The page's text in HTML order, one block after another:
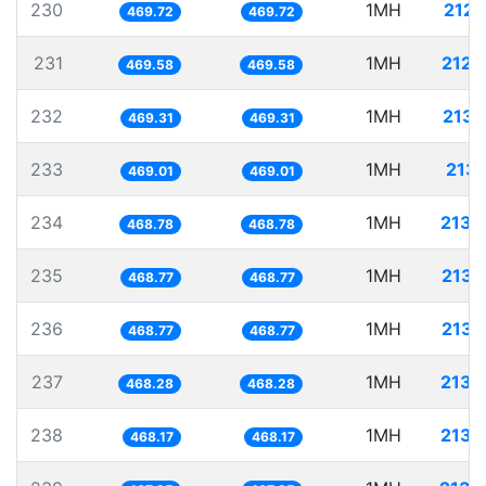
230 469.72 469.72 1MH
231 469.58 469.58 1MH
232 469.31 469.31 1MH
233 469.01 469.01 1MH
234 468.78 468.78 1MH
235 468.77 468.77 1MH
236 468.77 468.77 1MH
237 468.28 468.28 1MH
238 468.17 468.17 1MH